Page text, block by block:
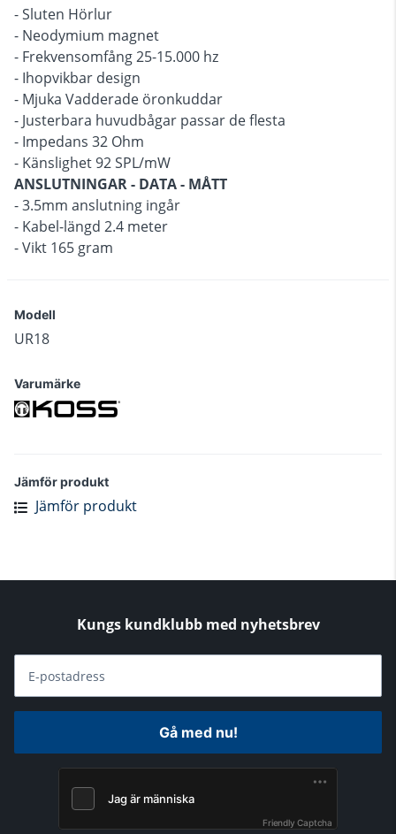
- Sluten Hörlur
- Neodymium magnet
- Frekvensomfång 25-15.000 hz
- Ihopvikbar design
- Mjuka Vadderade öronkuddar
- Justerbara huvudbågar passar de flesta
- Impedans 32 Ohm
- Känslighet 92 SPL/mW
ANSLUTNINGAR - DATA - MÅTT
- 3.5mm anslutning ingår
- Kabel-längd 2.4 meter
- Vikt 165 gram
Modell
UR18
Varumärke
Jämför produkt
Jämför produkt
Kungs kundklubb med nyhetsbrev
E-postadress
Gå med nu!
Friendly Captcha